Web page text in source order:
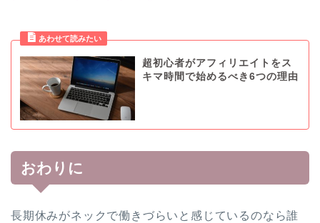
超初心者がアフィリエイトをス
キマ時間で始めるべき6つの理由
おわりに
長期休みがネックで働きづらいと感じているのなら誰